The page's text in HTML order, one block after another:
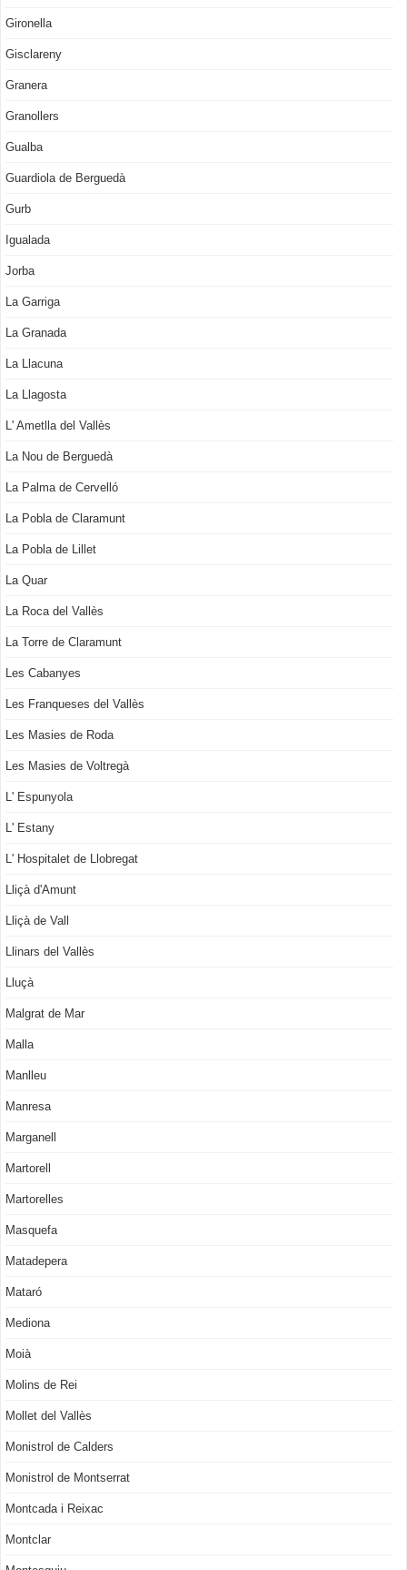
Gironella
Gisclareny
Granera
Granollers
Gualba
Guardiola de Berguedà
Gurb
Igualada
Jorba
La Garriga
La Granada
La Llacuna
La Llagosta
L' Ametlla del Vallès
La Nou de Berguedà
La Palma de Cervelló
La Pobla de Claramunt
La Pobla de Lillet
La Quar
La Roca del Vallès
La Torre de Claramunt
Les Cabanyes
Les Franqueses del Vallès
Les Masies de Roda
Les Masies de Voltregà
L' Espunyola
L' Estany
L' Hospitalet de Llobregat
Lliçà d'Amunt
Lliçà de Vall
Llinars del Vallès
Lluçà
Malgrat de Mar
Malla
Manlleu
Manresa
Marganell
Martorell
Martorelles
Masquefa
Matadepera
Mataró
Mediona
Moià
Molins de Rei
Mollet del Vallès
Monistrol de Calders
Monistrol de Montserrat
Montcada i Reixac
Montclar